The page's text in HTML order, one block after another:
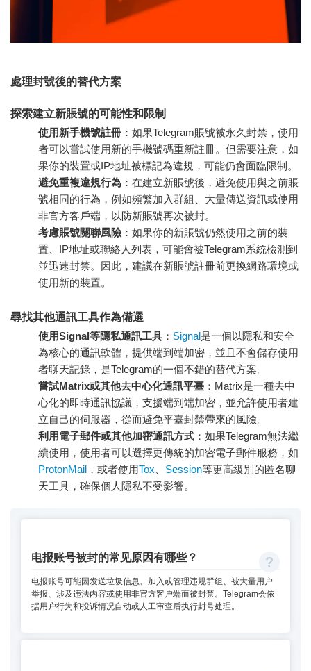
處理封號後的替代方案
探索建立新賬號的可能性和限制
使用新手機號註冊 ：如果Telegram賬號被永久封禁，使用
者可以嘗試使用新的手機號碼重新註冊。但需要注意，如
果你的裝置或IP地址被標記為違規，可能仍會面臨限制。
避免重複違規行為 ：在建立新賬號後，避免使用與之前賬
號相同的行為，例如頻繁加入群組、大量傳送資訊或使用
非官方客戶端，以防新賬號再次被封。
考慮賬號關聯風險：如果你的新賬號仍然使用之前的裝
置、IP地址或聯絡人列表，可能會被Telegram系統檢測到
並迅速封禁。因此，建議在新賬號註冊前更換網路環境或
使用新的裝置。
尋找其他通訊工具作為備選
使用Signal等隱私通訊工具 ： Signal是一個以隱私和安全
為核心的通訊軟體，提供端到端加密，並且不會儲存使用
者聊天記錄，是Telegram的一個不錯的替代方案。
嘗試Matrix或其他去中心化通訊平臺 ：Matrix是一種去中
心化的即時通訊協議，支援端到端加密，並允許使用者建
立自己的伺服器，從而避免平臺封禁帶來的風險。
利用電子郵件或其他加密通訊方式 ：如果Telegram無法繼
續使用，使用者可以選擇更傳統的加密電子郵件服務，如
ProtonMail ，或者使用Tox Session等更高級別的匿名聊
天工具，確保個人隱私不受影響。
电报账号被封的常见原因有哪些？
电报账号可能因发送垃圾信息、加入或管理违规群组、被大量用户
举报、涉及违法内容或使用非官方客户端而被封禁。Telegram会依
据用户行为和投诉情况自动或人工审查后执行封号处理。